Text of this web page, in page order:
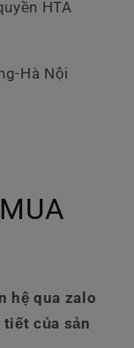
HTA
Hà Nội
hệ qua zalo
của sản